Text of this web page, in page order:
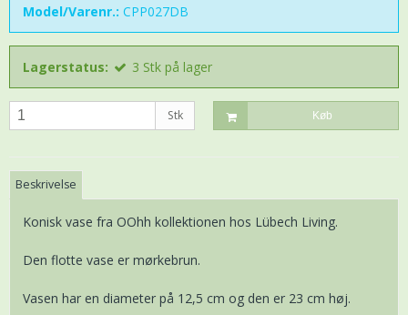
Model/Varenr.: CPP027DB
Lagerstatus: 3 Stk på lager
Stk Køb
Beskrivelse
Konisk vase fra OOhh kollektionen hos Lübech Living.
Den flotte vase er mørkebrun.
Vasen har en diameter på 12,5 cm og den er 23 cm høj.